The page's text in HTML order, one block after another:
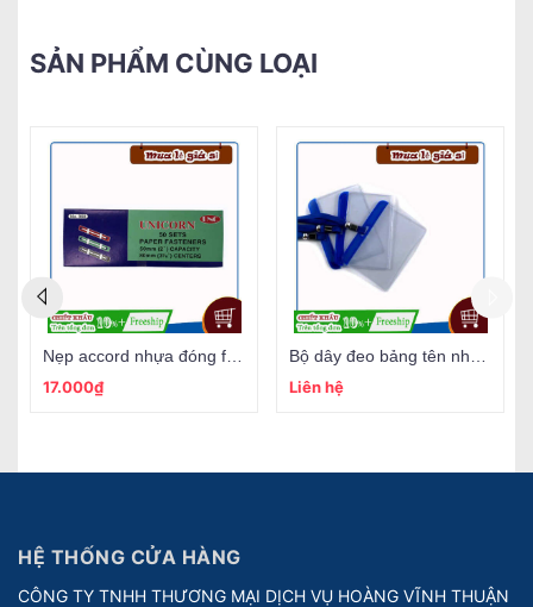
SẢN PHẨM CÙNG LOẠI
17.000₫
Liên hệ
HỆ THỐNG CỬA HÀNG
CÔNG TY TNHH THƯƠNG MẠI DỊCH VỤ HOÀNG VĨNH THUẬN